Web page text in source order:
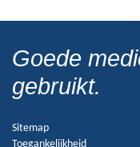
Goede
gebruikt.
Sitemap
Toegankelijkheid